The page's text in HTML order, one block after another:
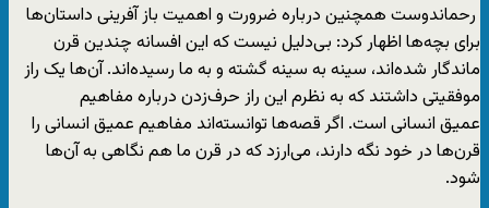
رحماندوست همچنین درباره ضرورت و اهمیت باز آفرینی داستان‌ها
برای بچه‌ها اظهار کرد: بی‌دلیل نیست که این افسانه چندین قرن
ماندگار شده‌اند، سینه به سینه گشته‌ و به ما رسیده‌اند. آن‌ها یک راز
موفقیتی داشتند که به نظرم این راز حرف‌زدن درباره مفاهیم
عمیق انسانی است. اگر قصه‌ها توانسته‌اند مفاهیم عمیق انسانی را
قرن‌ها در خود نگه دارند، می‌ارزد که در قرن ما هم نگاهی به آن‌ها
شود.